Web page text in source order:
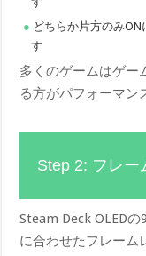
どちらか片方のみ
す
多くのゲームはゲー
る方がパフォーマン
Step 2: フレー
Steam Deck OLED
に合わせたフレーム